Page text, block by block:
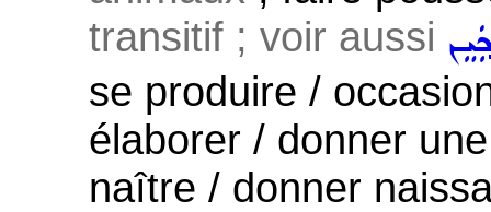
transitif ; voir aussi
se produire /
élaborer / donner
naître / donner